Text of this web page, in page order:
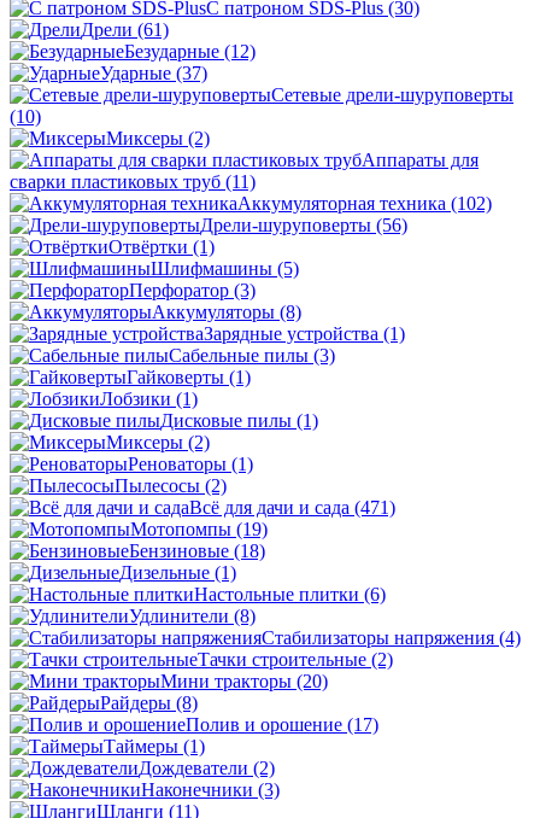
С патроном SDS-Plus (30)
Дрели (61)
Безударные (12)
Ударные (37)
Сетевые дрели-шуруповерты
(10)
Миксеры (2)
Аппараты для
сварки пластиковых труб (11)
Аккумуляторная техника (102)
Дрели-шуруповерты (56)
Отвёртки (1)
Шлифмашины (5)
Перфоратор (3)
Аккумуляторы (8)
Зарядные устройства (1)
Сабельные пилы (3)
Гайковерты (1)
Лобзики (1)
Дисковые пилы (1)
Миксеры (2)
Реноваторы (1)
Пылесосы (2)
Всё для дачи и сада (471)
Мотопомпы (19)
Бензиновые (18)
Дизельные (1)
Настольные плитки (6)
Удлинители (8)
Стабилизаторы напряжения (4)
Тачки строительные (2)
Мини тракторы (20)
Райдеры (8)
Полив и орошение (17)
Таймеры (1)
Дождеватели (2)
Наконечники (3)
Шланги (11)